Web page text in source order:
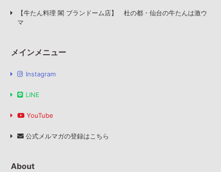
【牛たん料理 閣 ブランドーム店】 杜の都・仙台の牛たんは激ウ
マ
メインメニュー
Instagram
LINE
YouTube
公式メルマガの登録はこちら
About